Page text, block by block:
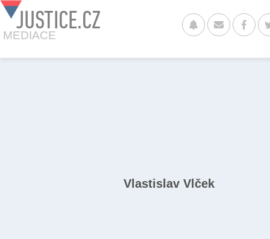
JUSTICE.CZ
MEDIACE
Vlastislav Vlček